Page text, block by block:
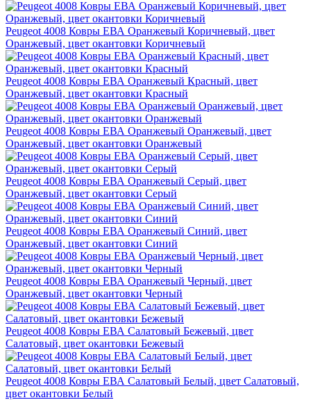
Peugeot 4008 Ковры ЕВА Оранжевый Коричневый, цвет
Оранжевый, цвет окантовки Коричневый
Peugeot 4008 Ковры ЕВА Оранжевый Красный, цвет
Оранжевый, цвет окантовки Красный
Peugeot 4008 Ковры ЕВА Оранжевый Оранжевый, цвет
Оранжевый, цвет окантовки Оранжевый
Peugeot 4008 Ковры ЕВА Оранжевый Серый, цвет
Оранжевый, цвет окантовки Серый
Peugeot 4008 Ковры ЕВА Оранжевый Синий, цвет
Оранжевый, цвет окантовки Синий
Peugeot 4008 Ковры ЕВА Оранжевый Черный, цвет
Оранжевый, цвет окантовки Черный
Peugeot 4008 Ковры ЕВА Салатовый Бежевый, цвет
Салатовый, цвет окантовки Бежевый
Peugeot 4008 Ковры ЕВА Салатовый Белый, цвет Салатовый,
цвет окантовки Белый